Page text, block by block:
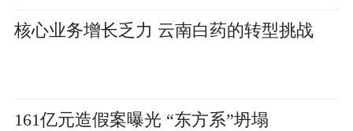
核心业务增长乏力 云南白药的转型挑战
161亿元造假案曝光 “东方系”坍塌